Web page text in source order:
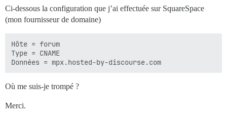
Ci-dessous la configuration que j’ai effectuée sur SquareSpace
(mon fournisseur de domaine)
Hôte = forum
Type = CNAME
Où me suis-je trompé ?
Merci.